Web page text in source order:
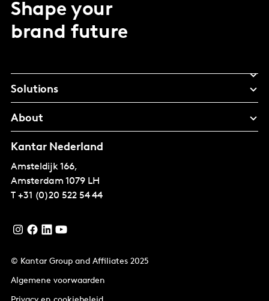
Shape your
brand future
Solutions
About
Kantar Nederland
Amsteldijk 166,
Amsterdam 1079 LH
T +31 (0)20 522 54 44
© Kantar Group and Affiliates 2025
Algemene voorwaarden